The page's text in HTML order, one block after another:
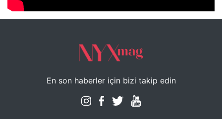
En son haberler için bizi takip edin